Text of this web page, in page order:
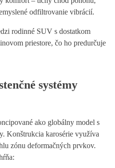
odfiltrovanie vibrácií.
rodinné SUV s dostatkom
priestore, čo ho predurčuje
systémy
ako globálny model s
Konštrukcia karosérie využíva
zónu deformačných prvkov.